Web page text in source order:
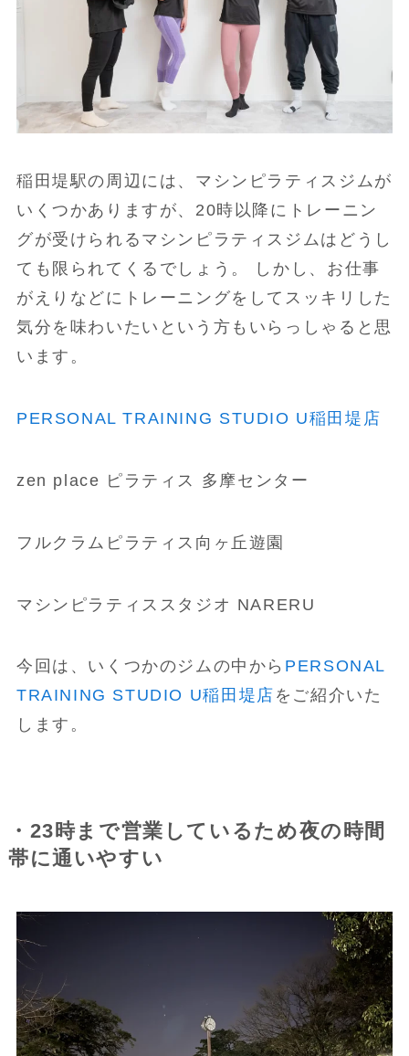
稲田堤駅の周辺には、マシンピラティスジムが
いくつかありますが、20時以降にトレーニン
グが受けられるマシンピラティスジムはどうし
ても限られてくるでしょう。 しかし、お仕事
がえりなどにトレーニングをしてスッキリした
気分を味わいたいという方もいらっしゃると思
います。
PERSONAL TRAINING STUDIO U稲田堤店
zen place ピラティス 多摩センター
フルクラムピラティス向ヶ丘遊園
マシンピラティススタジオ NARERU
今回は、いくつかのジムの中から PERSONAL
TRAINING STUDIO U稲田堤店 をご紹介いた
します。
・23時まで営業しているため夜の時間
帯に通いやすい